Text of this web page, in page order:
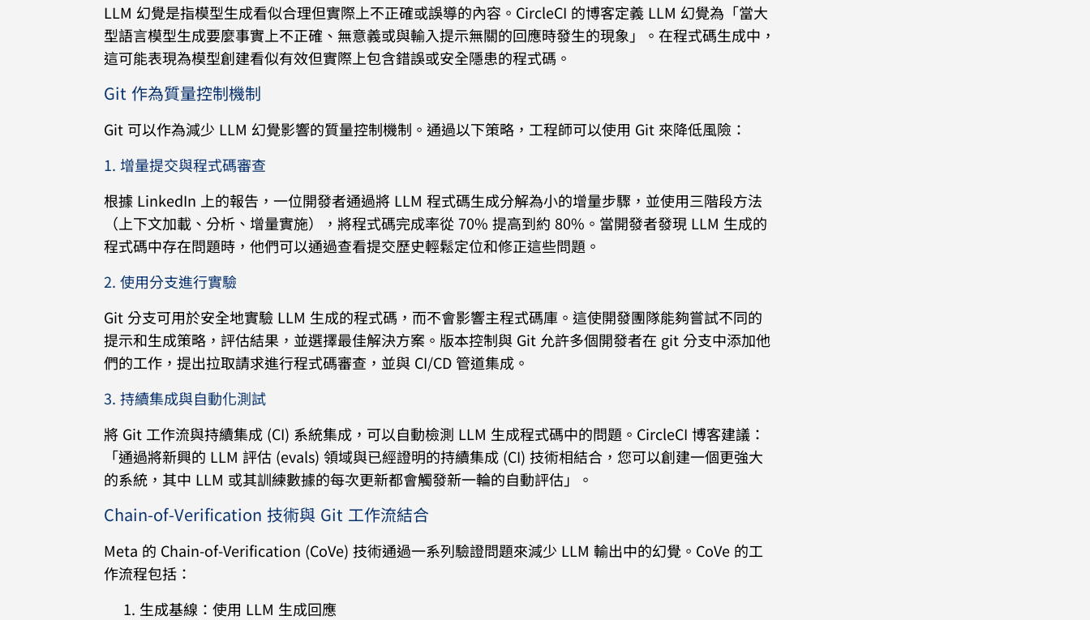
LLM 幻覺是指模型生成看似合理但實際上不正確或誤導的內容。CircleCI 的博客定義 LLM 幻覺為「當大
型語言模型生成要麼事實上不正確、無意義或與輸入提示無關的回應時發生的現象」。在程式碼生成中，
這可能表現為模型創建看似有效但實際上包含錯誤或安全隱患的程式碼。
Git 作為質量控制機制
Git 可以作為減少 LLM 幻覺影響的質量控制機制。通過以下策略，工程師可以使用 Git 來降低風險：
1. 增量提交與程式碼審查
根據 LinkedIn 上的報告，一位開發者通過將 LLM 程式碼生成分解為小的增量步驟，並使用三階段方法
（上下文加載、分析、增量實施），將程式碼完成率從 70% 提高到約 80%。當開發者發現 LLM 生成的
程式碼中存在問題時，他們可以通過查看提交歷史輕鬆定位和修正這些問題。
2. 使用分支進行實驗
Git 分支可用於安全地實驗 LLM 生成的程式碼，而不會影響主程式碼庫。這使開發團隊能夠嘗試不同的
提示和生成策略，評估結果，並選擇最佳解決方案。版本控制與 Git 允許多個開發者在 git 分支中添加他
們的工作，提出拉取請求進行程式碼審查，並與 CI/CD 管道集成。
3. 持續集成與自動化測試
將 Git 工作流與持續集成 (CI) 系統集成，可以自動檢測 LLM 生成程式碼中的問題。CircleCI 博客建議：
「通過將新興的 LLM 評估 (evals) 領域與已經證明的持續集成 (CI) 技術相結合，您可以創建一個更強大
的系統，其中 LLM 或其訓練數據的每次更新都會觸發新一輪的自動評估」。
Chain-of-Verification 技術與 Git 工作流結合
Meta 的 Chain-of-Verification (CoVe) 技術通過一系列驗證問題來減少 LLM 輸出中的幻覺。CoVe 的工
作流程包括：
生成基線：使用 LLM 生成回應